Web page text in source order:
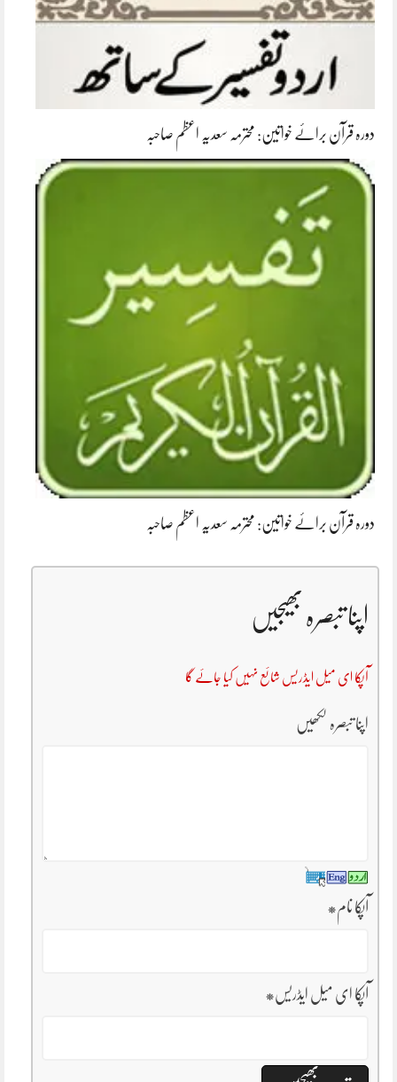
دورہ قرآن برائے خواتین: محترمہ سعدیہ اعظم صاحبہ
دورہ قرآن برائے خواتین: محترمہ سعدیہ اعظم صاحبہ
اپنا تبصرہ بھیجیں
آپکا ای میل ایڈریس شائع نہیں کیا جائے گا
اپنا تبصرہ لکھیں
آپکا نام*
آپکا ای میل ایڈریس*